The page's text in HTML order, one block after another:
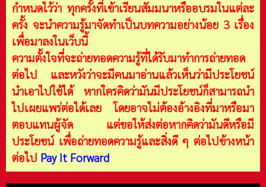
กำหนดไว้ว่า ทุกครั้งที่เข้าเรียนสัมมนาหรืออบรมในแต่ละ
ครั้ง จะนำความรู้มาจัดทำเป็นบทความอย่างน้อย 3 เรื่อง
เพื่อมาลงในเว็บนี้
ความตั้งใจที่จะถ่ายทอดความรู้ที่ได้รับมาทำการถ่ายทอด
ต่อไป และหวังว่าจะมีคนมาอ่านแล้วเห็นว่ามีประโยชน์
นำเอาไปใช้ได้ หากใครคิดว่ามันมีประโยชน์ก็สามารถนำ
ไปเผยแพร่ต่อได้เลย โดยอาจไม่ต้องอ้างอิงที่มาหรือมา
ตอบแทนผู้จัด แต่ขอให้ส่งต่อหากคิดว่ามันดีหรือมี
ประโยชน์ เพื่อถ่ายทอดความรู้และสิ่งดี ๆ ต่อไปข้างหน้า
ต่อไป Pay It Forward